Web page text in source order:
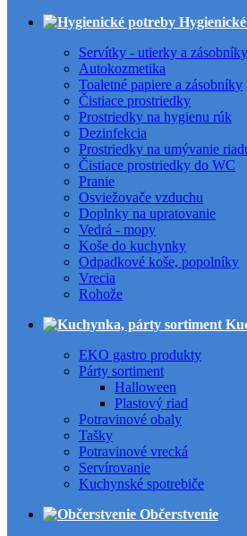
Servítky - utierky a zásobníky
Autokozmetika
Toaletné papiere a zásobníky
Čistiace prostriedky
Prostriedky na hygienu rúk
Dezinfekcia
Prostriedky na umývanie
Čistiace prostriedky do WC
Pranie
Osviežovače vzduchu
Doplnky na upratovanie
Vedrá - mopy
Koše do kuchynky
Odpadkové koše, popolníky
Vrecia
Rohože
EKO gastro produkty
Párty sortiment
Halloween
Plastový riad
Potravinové obaly
Tašky
Potravinové vrecká
Servírovanie
Kuchynské spotrebiče
Občerstvenie